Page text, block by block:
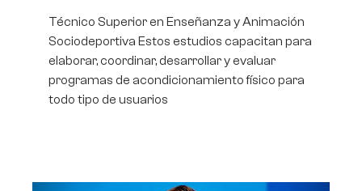
Técnico Superior en Enseñanza y Animación
Sociodeportiva Estos estudios capacitan para
elaborar, coordinar, desarrollar y evaluar
programas de acondicionamiento físico para
todo tipo de usuarios